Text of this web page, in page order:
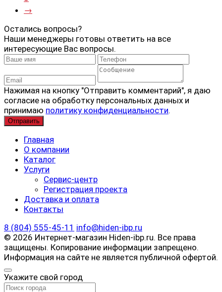
→
Остались вопросы?
Наши менеджеры готовы ответить на все
интересующие Вас вопросы.
Нажимая на кнопку "Отправить комментарий", я даю
согласие на обработку персональных данных и
принимаю политику конфиденциальности.
Главная
О компании
Каталог
Услуги
Сервис-центр
Регистрация проекта
Доставка и оплата
Контакты
8 (804) 555-45-11 info@hiden-ibp.ru
© 2026 Интернет-магазин Hiden-ibp.ru. Все права
защищены. Копирование информации запрещено.
Информация на сайте не является публичной офертой.
Укажите свой город